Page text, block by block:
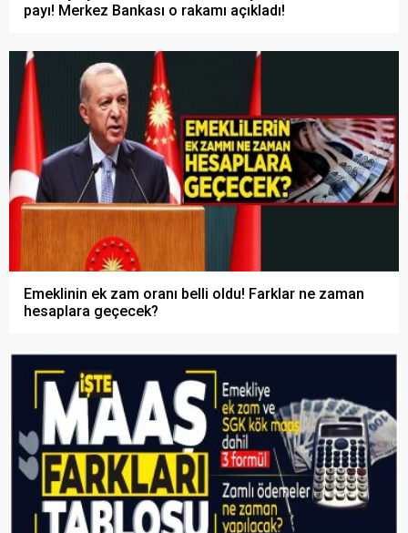
payı! Merkez Bankası o rakamı açıkladı!
Emeklinin ek zam oranı belli oldu! Farklar ne zaman
hesaplara geçecek?